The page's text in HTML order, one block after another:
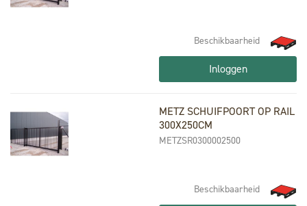
Beschikbaarheid
Inloggen
METZ SCHUIFPOORT OP RAIL
300X250CM
METZSR0300002500
Beschikbaarheid